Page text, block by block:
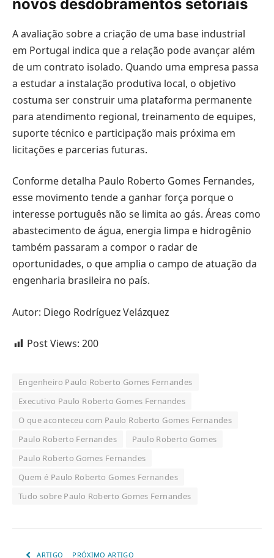
novos desdobramentos setoriais
A avaliação sobre a criação de uma base industrial
em Portugal indica que a relação pode avançar além
de um contrato isolado. Quando uma empresa passa
a estudar a instalação produtiva local, o objetivo
costuma ser construir uma plataforma permanente
para atendimento regional, treinamento de equipes,
suporte técnico e participação mais próxima em
licitações e parcerias futuras.
Conforme detalha Paulo Roberto Gomes Fernandes,
esse movimento tende a ganhar força porque o
interesse português não se limita ao gás. Áreas como
abastecimento de água, energia limpa e hidrogênio
também passaram a compor o radar de
oportunidades, o que amplia o campo de atuação da
engenharia brasileira no país.
Autor: Diego Rodríguez Velázquez
Post Views: 200
Engenheiro Paulo Roberto Gomes Fernandes
Executivo Paulo Roberto Gomes Fernandes
O que aconteceu com Paulo Roberto Gomes Fernandes
Paulo Roberto Fernandes
Paulo Roberto Gomes
Paulo Roberto Gomes Fernandes
Quem é Paulo Roberto Gomes Fernandes
Tudo sobre Paulo Roberto Gomes Fernandes
ARTIGO
PRÓXIMO ARTIGO